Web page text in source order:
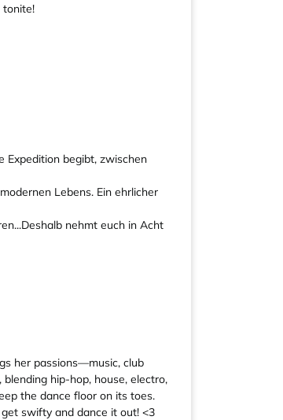
tonite!
Expedition begibt, zwischen
Lebens. Ein ehrlicher
nehmt euch in Acht
her passions—music, club
hip-hop, house, electro,
the dance floor on its toes.
swifty and dance it out! <3